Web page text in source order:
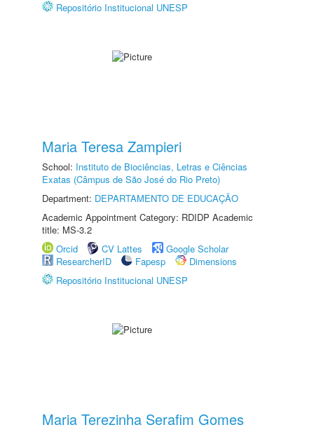
Repositório Institucional UNESP
Maria Teresa Zampieri
School: Instituto de Biociências, Letras e Ciências
Exatas (Câmpus de São José do Rio Preto)
Department: DEPARTAMENTO DE EDUCAÇÃO
Academic Appointment Category: RDIDP Academic
title: MS-3.2
Orcid
CV Lattes
Google Scholar
ResearcherID
Fapesp
Dimensions
Repositório Institucional UNESP
Maria Terezinha Serafim Gomes